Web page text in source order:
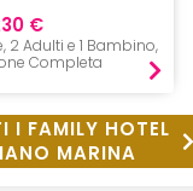
€
2 Adulti e 1 Bambino,
Completa
I FAMILY HOTEL
MARINA